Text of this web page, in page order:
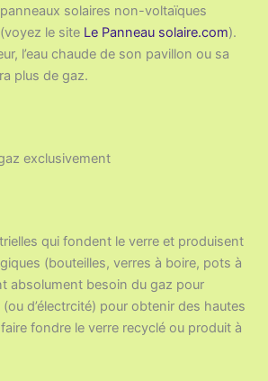
solaires non-voltaïques
le site Le Panneau solaire.com).
l’eau chaude de son pavillon ou sa
plus de gaz.
exclusivement
qui fondent le verre et produisent
(bouteilles, verres à boire, pots à
absolument besoin du gaz pour
d’électrcité) pour obtenir des hautes
fondre le verre recyclé ou produit à